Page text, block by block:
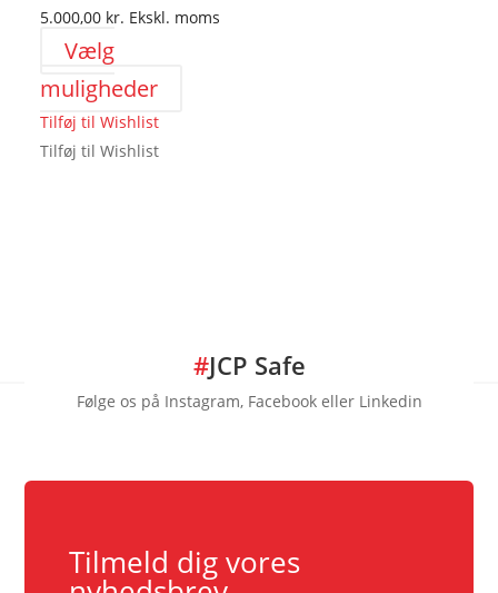
5.000,00 kr. Ekskl. moms
Vælg
muligheder
Tilføj til Wishlist
Tilføj til Wishlist
#JCP Safe
Følge os på Instagram, Facebook eller Linkedin
Tilmeld dig vores